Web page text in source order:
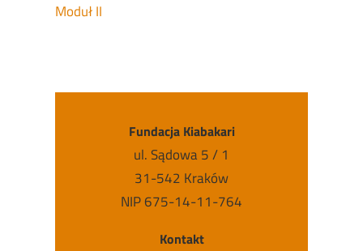
Moduł II
Fundacja Kiabakari
ul. Sądowa 5 / 1
31-542 Kraków
NIP 675-14-11-764
Kontakt